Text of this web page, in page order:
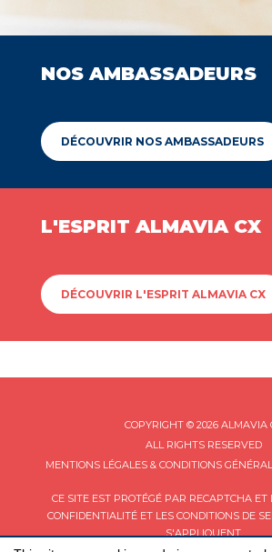
NOS AMBASSADEURS
DÉCOUVRIR NOS AMBASSADEURS
L'ESPRIT ALMAVIA CX
DÉCOUVRIR L'ESPRIT ALMAVIA CX
COPYRIGHT © 2026 ALMAVIA
ALL RIGHTS RESERVED
MENTIONS LÉGALES & CONDITIONS
CE SITE EST PROTÉGÉ PAR RECAPTCHA ET
CONFIDENTIALITÉET LES CONDITIONS DE
S'APPLIQUENT.